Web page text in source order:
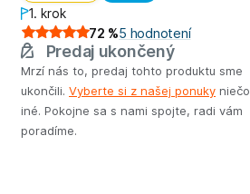
1. krok
72 %5 hodnotení
Predaj ukončený
Mrzí nás to, predaj tohto produktu sme
ukončili. Vyberte si z našej ponuky niečo
iné. Pokojne sa s nami spojte, radi vám
poradíme.